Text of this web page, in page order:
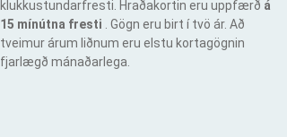
klukkustundarfresti. Hraðakortin eru uppfærð á
15 mínútna fresti
. Gögn eru birt í tvö ár. Að
tveimur árum liðnum eru elstu kortagögnin
fjarlægð mánaðarlega.